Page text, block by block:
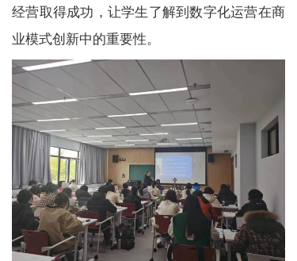
经营取得成功，让学生了解到数字化运营在商
业模式创新中的重要性。